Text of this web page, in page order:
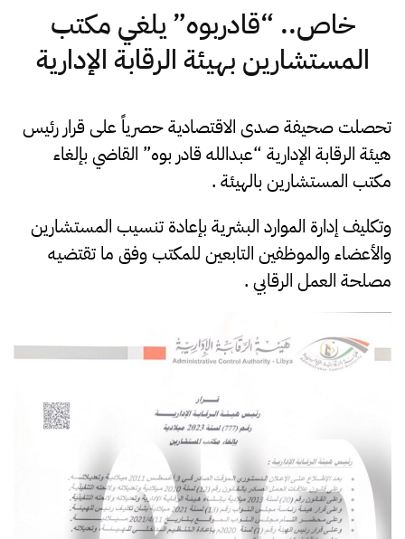
خاص.. “قادربوه” يلغي مكتب
المستشارين بهيئة الرقابة الإدارية
تحصلت صحيفة صدى الاقتصادية حصرياً على قرار رئيس
هيئة الرقابة الإدارية “عبدالله قادر بوه” القاضي بإلغاء
مكتب المستشارين بالهيئة .
وتكليف إدارة الموارد البشرية بإعادة تنسيب المستشارين
والأعضاء والموظفين التابعين للمكتب وفق ما تقتضيه
مصلحة العمل الرقابي .